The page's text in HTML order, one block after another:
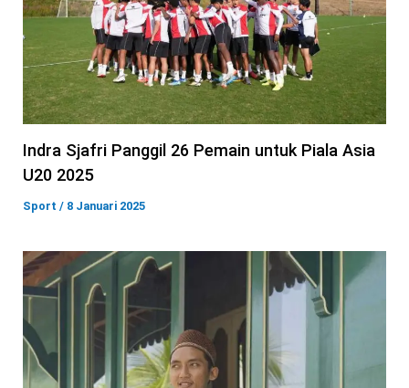
Indra Sjafri Panggil 26 Pemain untuk Piala Asia
U20 2025
Sport / 8 Januari 2025